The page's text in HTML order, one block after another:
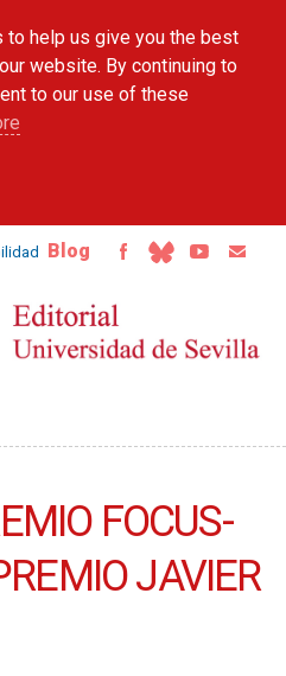
help us give you the best
website. By continuing to
to our use of these
Blog
FOCUS-
JAVIER